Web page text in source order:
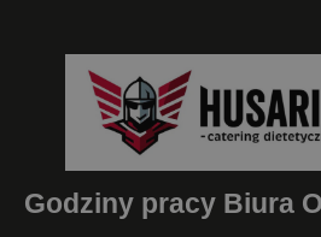
Godziny pracy Biura